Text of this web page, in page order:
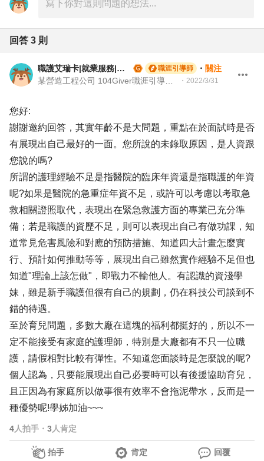
回答 3 則
職護艾瑞卡|就業服務|職涯引導 職涯引導師 ・ 關注
・ 2022/3/31
您好:
謝謝邀約回答，其實年齡不是大問題，重點在於面試時是否
有展現出自己最好的一面。您所說的未錄取原因，是人資跟
您說的嗎?
所謂的護理經驗不足是指醫院的臨床年資還是指職護的年資
呢?如果是醫院的急重症年資不足，或許可以考慮以考取急
救相關證照取代，表現出在緊急救護方面的專業已充分準
備；若是職護的資歷不足，則可以表現出自己有做功課，知
道常見危害風險和對應的預防措施、知道四大計畫怎麼實
行、預計如何推動等等，展現出自己雖然實作經驗不足但也
知道"理論上該怎做"，即戰力不輸他人。有認識的資淺學
妹，雖是新手職護但很有自己的規劃，仍在科技公司談到不
錯的待遇。
至於育兒問題，多數大廠在這塊的福利都挺好的，所以不一
定不能接受有家庭的護理師，特別是大廠都有不只一位職
護，請假相對比較有彈性。不知道您面談時是怎麼說的呢?
個人認為，只要能展現出自己必要時可以有後援協助育兒，
且正因為有家庭所以做事很有效率不會拖泥帶水，反而是一
種優勢呢!學姊加油~~~
4人拍手 ・ 3人肯定
拍手 肯定 回覆